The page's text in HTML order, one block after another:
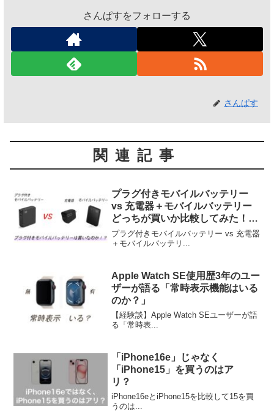
さんぱすをフォローする
さんぱす
関連記事
プラグ付きモバイルバッテリー
vs 充電器＋モバイルバッテリー
どっちが買いか比較してみた！
（CIO編）
プラグ付きモバイルバッテリー vs 充電器
＋モバイルバッテリ...
Apple Watch SE使用歴3年のユー
ザーが語る「常時表示機能はいる
のか？」
【経験談】Apple Watch SEユーザーが語
る「常時表...
「iPhone16e」じゃなく
「iPhone15」を買うのはア
リ？
iPhone16eとiPhone15を比較して15を買
うのは...